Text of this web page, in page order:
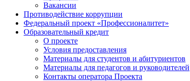
Вакансии
Противодействие коррупции
Федеральный проект «Профессионалитет»
Образовательный кредит
О проекте
Условия предоставления
Материалы для студентов и абитуриентов
Материалы для педагогов и руководителей
Контакты оператора Проекта